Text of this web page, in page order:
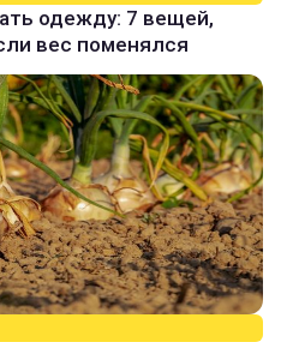
одежду: 7 вещей,
вес поменялся